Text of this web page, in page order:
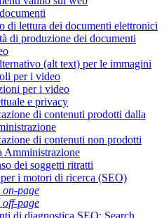
di lettura dei documenti elettronici
di produzione dei documenti
(alt text) per le immagini
per i video
per i video
e privacy
di contenuti prodotti dalla
di contenuti non prodotti
Amministrazione
dei soggetti ritratti
i motori di ricerca (SEO)
on-page
off-page
di diagnostica SEO: Search